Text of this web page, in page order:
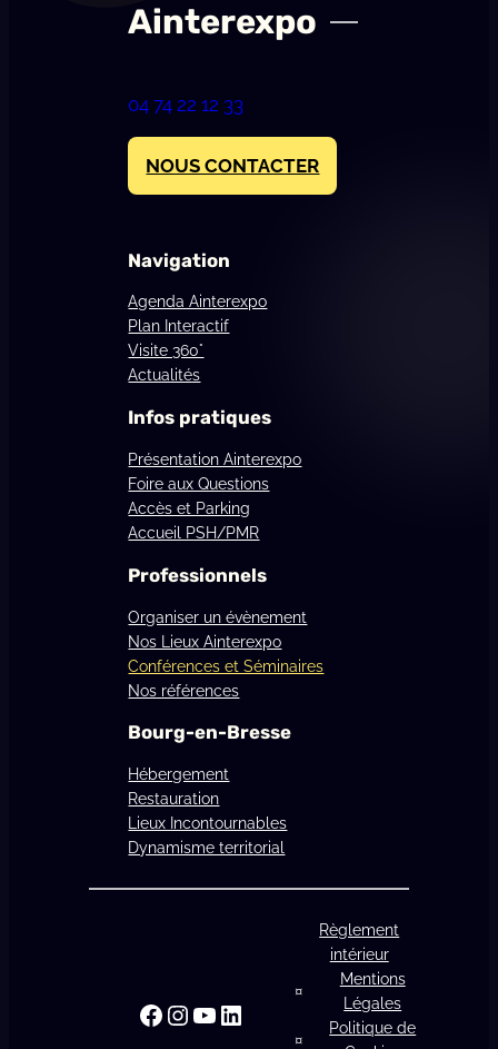
Ainterexpo
04 74 22 12 33
NOUS CONTACTER
Navigation
Agenda Ainterexpo
Plan Interactif
Visite 360°
Actualités
Infos pratiques
Présentation Ainterexpo
Foire aux Questions
Accès et Parking
Accueil PSH/PMR
Professionnels
Organiser un évènement
Nos Lieux Ainterexpo
Conférences et Séminaires
Nos références
Bourg-en-Bresse
Hébergement
Restauration
Lieux Incontournables
Dynamisme territorial
Facebook
Instagram
YouTube
LinkedIn
Règlement
intérieur
Mentions
Légales
Politique de